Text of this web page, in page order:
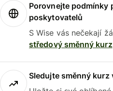
Porovnejte podmínky
poskytovatelů
S Wise vás nečekají
středový směnný kurz
Sledujte směnný kurz